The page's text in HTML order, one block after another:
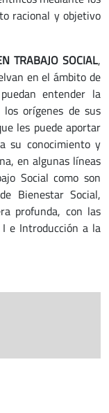
racional y objetivo
TRABAJO SOCIAL,
en el ámbito de
entender la
los orígenes de sus
les puede aportar
su conocimiento y
en algunas líneas
Social como son
Bienestar Social,
profunda, con las
e Introducción a la